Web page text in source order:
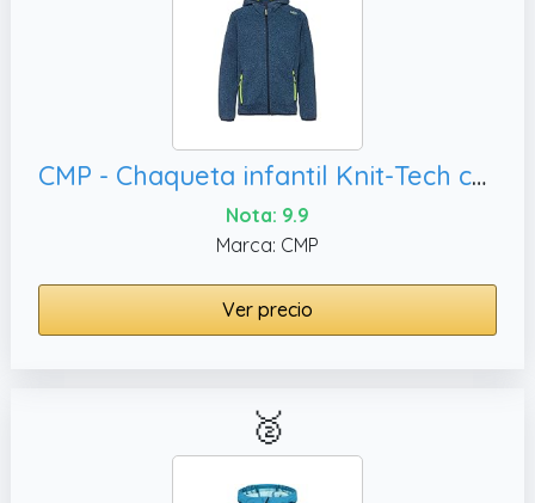
CMP - Chaqueta infantil Knit-Tech con capucha fija, 104
Nota: 9.9
Marca: CMP
Ver precio
🥈